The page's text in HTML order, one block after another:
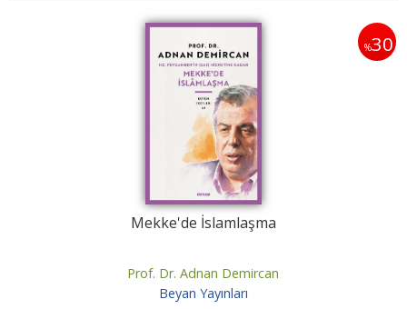
%30
Mekke'de İslamlaşma
Prof. Dr. Adnan Demircan
Beyan Yayınları